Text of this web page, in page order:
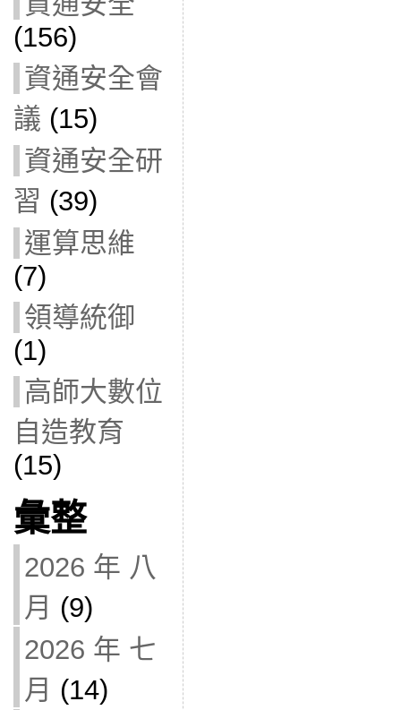
(156)
資通安全會
議 (15)
資通安全研
習 (39)
運算思維
(7)
領導統御
(1)
高師大數位
自造教育
(15)
彙整
2026 年 八
月 (9)
2026 年 七
月 (14)